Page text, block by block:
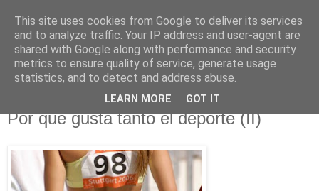
NO SPORT
¡Abajo el deporte!
domingo, 11 de abril de 2010
Por qué gusta tanto el deporte (II)
This site uses cookies from Google to deliver its services
and to analyze traffic. Your IP address and user-agent are
shared with Google along with performance and security
metrics to ensure quality of service, generate usage
statistics, and to detect and address abuse.
LEARN MORE GOT IT